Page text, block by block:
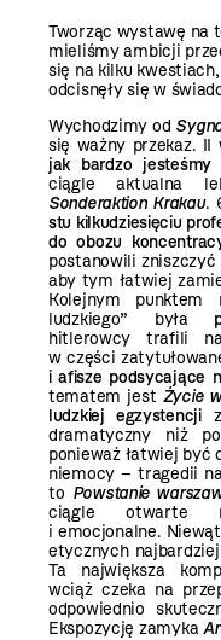
Tworząc wystawę na
mieliśmy ambicji
się na kilku
odcisnęły się w
Wychodzimy od
się ważny przekaz. II
jak bardzo jesteśmy
ciągle aktualna
Sonderaktion Krakau.
stu kilkudziesięciu
do obozu
postanowili
aby tym łatwiej
Kolejnym punktem
ludzkiego” była
hitlerowcy trafili
w części
i afisze podsycające
tematem jest Życie
ludzkiej egzystencjiz
dramatyczny niż
ponieważ łatwiej być
niemocy – tragedii
to Powstanie
ciągle otwarte
i emocjonalne.
etycznych
Ta największa
wciąż czeka na
odpowiednio
Ekspozycję zamyka